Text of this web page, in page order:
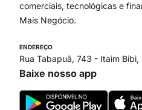
comerciais, tecnológicas e
Mais Negócio.
ENDEREÇO
Rua Tabapuã, 743 - Itaim
Baixe nosso app